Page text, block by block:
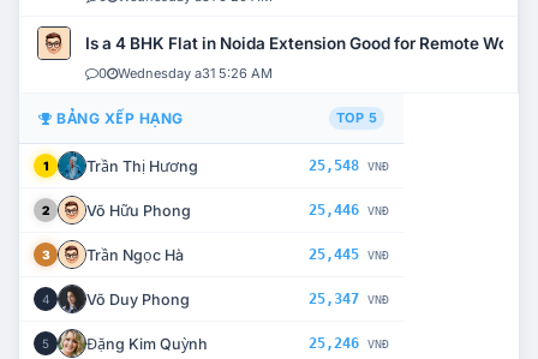
Is a 4 BHK Flat in Noida Extension Good for Remote Work?
0 Wednesday a31 5:26 AM
BẢNG XẾP HẠNG TOP 5
1 Trần Thị Hương 25,548 VNĐ
2 Võ Hữu Phong 25,446 VNĐ
3 Trần Ngọc Hà 25,445 VNĐ
4 Võ Duy Phong 25,347 VNĐ
5 Đặng Kim Quỳnh 25,246 VNĐ